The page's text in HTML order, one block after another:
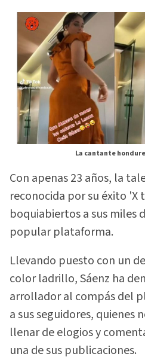
La cantante
Con apenas 23 años, la
reconocida por su éxito 'X
boquiabiertos a sus miles
popular plataforma.
Llevando puesto con un
color ladrillo, Sáenz ha
arrollador al compás del
a sus seguidores, quienes
llenar de elogios y
una de sus publicaciones.